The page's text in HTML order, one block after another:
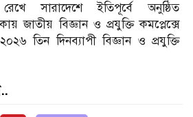
সারাদেশে ইতিপূর্বে অনুষ্ঠিত
জাতীয় বিজ্ঞান ও প্রযুক্তি কমপ্লেক্সে
তিন দিনব্যাপী বিজ্ঞান ও প্রযুক্তি